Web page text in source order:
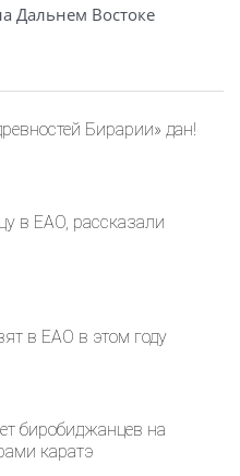
Дальнем Востоке
Бирарии» дан!
в ЕАО, рассказали
в ЕАО в этом году
биробиджанцев на
каратэ